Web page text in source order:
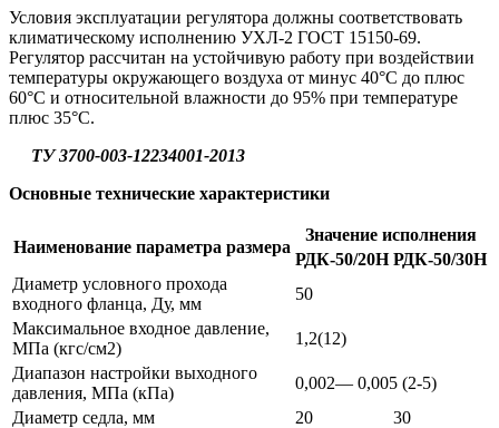
Условия эксплуатации регулятора должны соответствовать
климатическому исполнению УХЛ-2 ГОСТ 15150-69.
Регулятор рассчитан на устойчивую работу при воздействии
температуры окружающего воздуха от минус 40°С до плюс
60°С и относительной влажности до 95% при температуре
плюс 35°С.
ТУ 3700-003-12234001-2013
Основные технические характеристики
Наименование параметра размера
Значение исполнения
РДК-50/20Н РДК-50/30Н
Диаметр условного прохода
входного фланца, Ду, мм
50
Максимальное входное давление,
МПа (кгс/см2)
1,2(12)
Диапазон настройки выходного
давления, МПа (кПа)
0,002— 0,005 (2-5)
Диаметр седла, мм
20
30